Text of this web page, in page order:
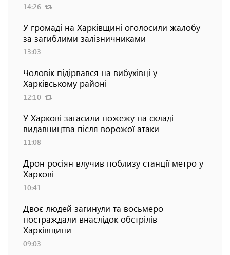
14:26
У громаді на Харківщині оголосили жалобу
за загиблими залізничниками
13:03
Чоловік підірвався на вибухівці у
Харківському районі
12:10
У Харкові загасили пожежу на складі
видавництва після ворожої атаки
11:08
Дрон росіян влучив поблизу станції метро у
Харкові
10:41
Двоє людей загинули та восьмеро
постраждали внаслідок обстрілів
Харківщини
09:03